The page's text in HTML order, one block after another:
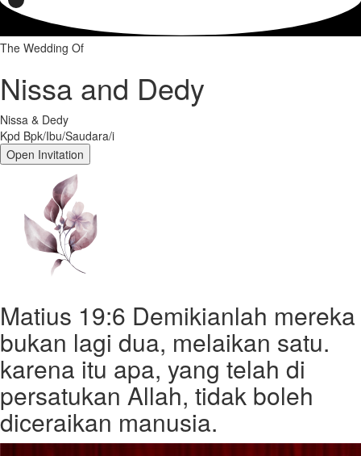
The Wedding Of
Nissa and Dedy
Nissa & Dedy
Kpd Bpk/Ibu/Saudara/i
Open Invitation
Matius 19:6 Demikianlah mereka
bukan lagi dua, melaikan satu.
karena itu apa, yang telah di
persatukan Allah, tidak boleh
diceraikan manusia.